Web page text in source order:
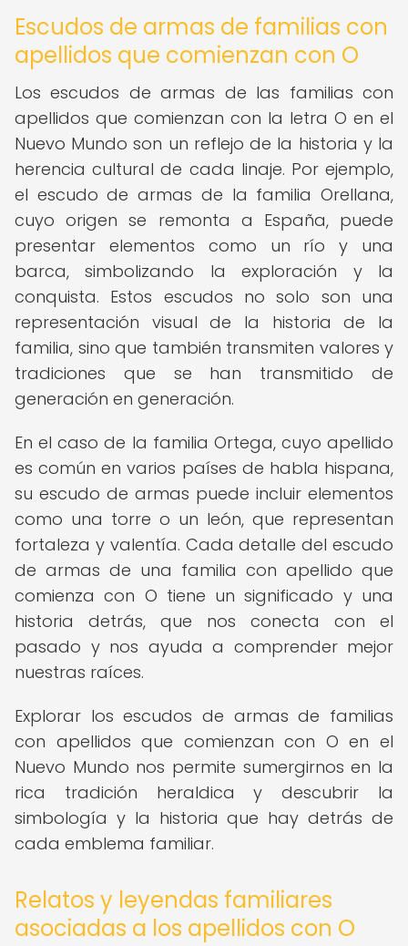
Escudos de armas de familias con
apellidos que comienzan con O
Los escudos de armas de las familias con
apellidos que comienzan con la letra O en el
Nuevo Mundo son un reflejo de la historia y la
herencia cultural de cada linaje. Por ejemplo,
el escudo de armas de la familia Orellana,
cuyo origen se remonta a España, puede
presentar elementos como un río y una
barca, simbolizando la exploración y la
conquista. Estos escudos no solo son una
representación visual de la historia de la
familia, sino que también transmiten valores y
tradiciones que se han transmitido de
generación en generación.
En el caso de la familia Ortega, cuyo apellido
es común en varios países de habla hispana,
su escudo de armas puede incluir elementos
como una torre o un león, que representan
fortaleza y valentía. Cada detalle del escudo
de armas de una familia con apellido que
comienza con O tiene un significado y una
historia detrás, que nos conecta con el
pasado y nos ayuda a comprender mejor
nuestras raíces.
Explorar los escudos de armas de familias
con apellidos que comienzan con O en el
Nuevo Mundo nos permite sumergirnos en la
rica tradición heraldica y descubrir la
simbología y la historia que hay detrás de
cada emblema familiar.
Relatos y leyendas familiares
asociadas a los apellidos con O